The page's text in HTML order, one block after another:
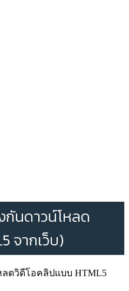
กันดาวน์โหลด
จากเว็บ)